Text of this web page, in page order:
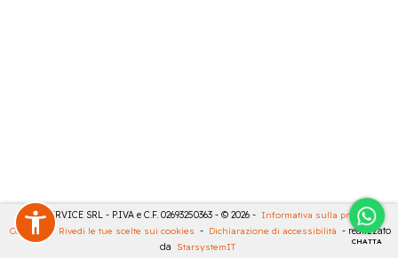
CHATTA
CASA SERVICE SRL - P.IVA e C.F. 02693250363 - © 2026 - Informativa sulla privacy -
Cookies
- Rivedi le tue scelte sui cookies - Dichiarazione di accessibilità - realizzato
da StarsystemIT